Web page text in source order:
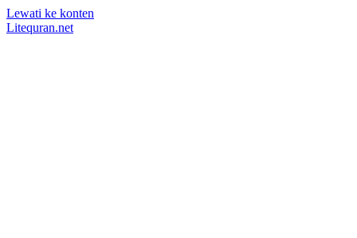
Lewati ke konten
Litequran.net